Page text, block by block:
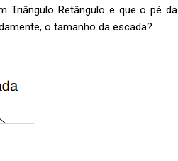
Triângulo Retângulo e que o pé da
o tamanho da escada?